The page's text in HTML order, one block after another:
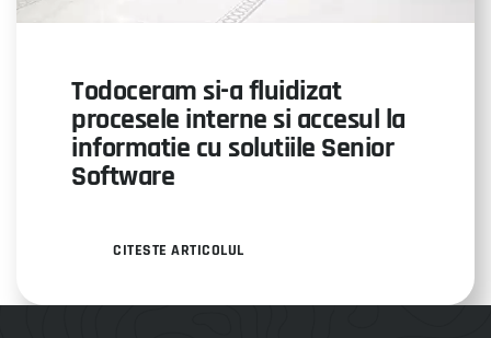
Todoceram si-a fluidizat
procesele interne si accesul la
informatie cu solutiile Senior
Software
CITESTE ARTICOLUL